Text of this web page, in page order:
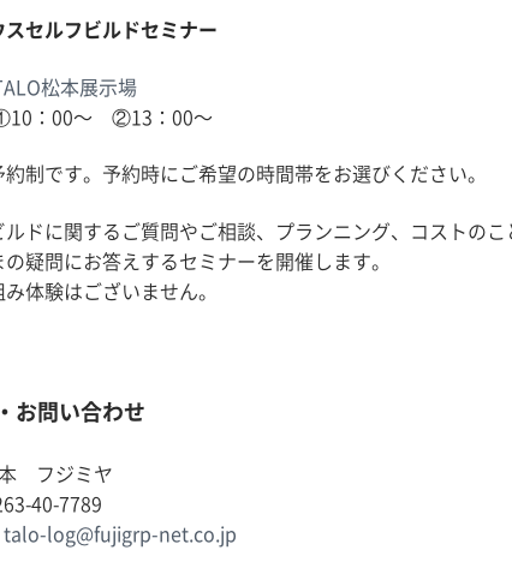
スセルフビルドセミナー
松本展示場
：00〜 ②13：00〜
制です。予約時にご希望の時間帯をお選びください。
ドに関するご質問やご相談、プランニング、コストのこ
疑問にお答えするセミナーを開催します。
体験はございません。
お問い合わせ
フジミヤ
40-7789
talo-log@fujigrp-net.co.jp